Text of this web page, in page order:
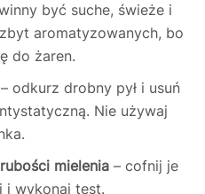
być suche, świeże i
aromatyzowanych, bo
do żaren.
odkurz drobny pył i usuń
Nie używaj
mielenia – cofnij je
i wykonaj test.